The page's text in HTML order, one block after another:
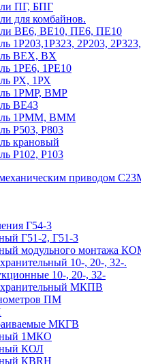
ПГ, БПГ
для комбайнов.
ВЕ6, ВЕ10, ПЕ6, ПЕ10
1Р203,1Р323, 2Р203,
ВЕХ, ВХ
1РЕ6, 1РЕ10
РХ, 1РХ
1РМР, ВМР
ВЕ43
1РММ, ВММ
Р503, Р803
крановый
Р102, Р103
приводом
Г54-3
Г51-2, Г51-3
модульного монтажа
10-, 20-, 32-.
10-, 20-, 32-
МКПВ
ПМ
МКГВ
1МКО
КОЛ
КВRН